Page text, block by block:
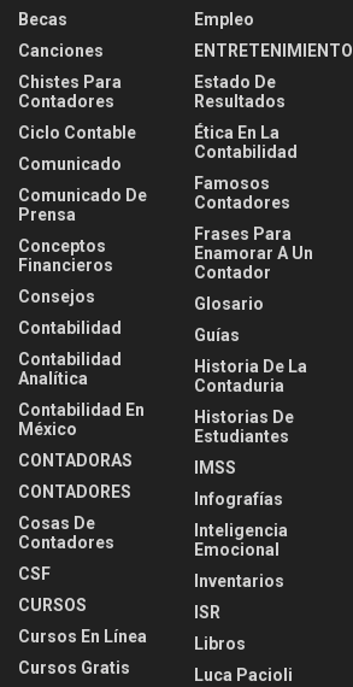
Becas
Canciones
Chistes Para
Contadores
Ciclo Contable
Comunicado
Comunicado De
Prensa
Conceptos
Financieros
Consejos
Contabilidad
Contabilidad
Analítica
Contabilidad En
México
CONTADORAS
CONTADORES
Cosas De
Contadores
CSF
CURSOS
Cursos En Línea
Cursos Gratis
Empleo
ENTRETENIMIENTO
Estado De
Resultados
Ética En La
Contabilidad
Famosos
Contadores
Frases Para
Enamorar A Un
Contador
Glosario
Guías
Historia De La
Contaduria
Historias De
Estudiantes
IMSS
Infografías
Inteligencia
Emocional
Inventarios
ISR
Libros
Luca Pacioli